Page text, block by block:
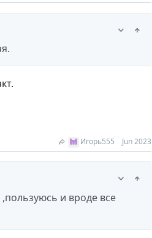
Игорь555 Jun 2023
и вроде все